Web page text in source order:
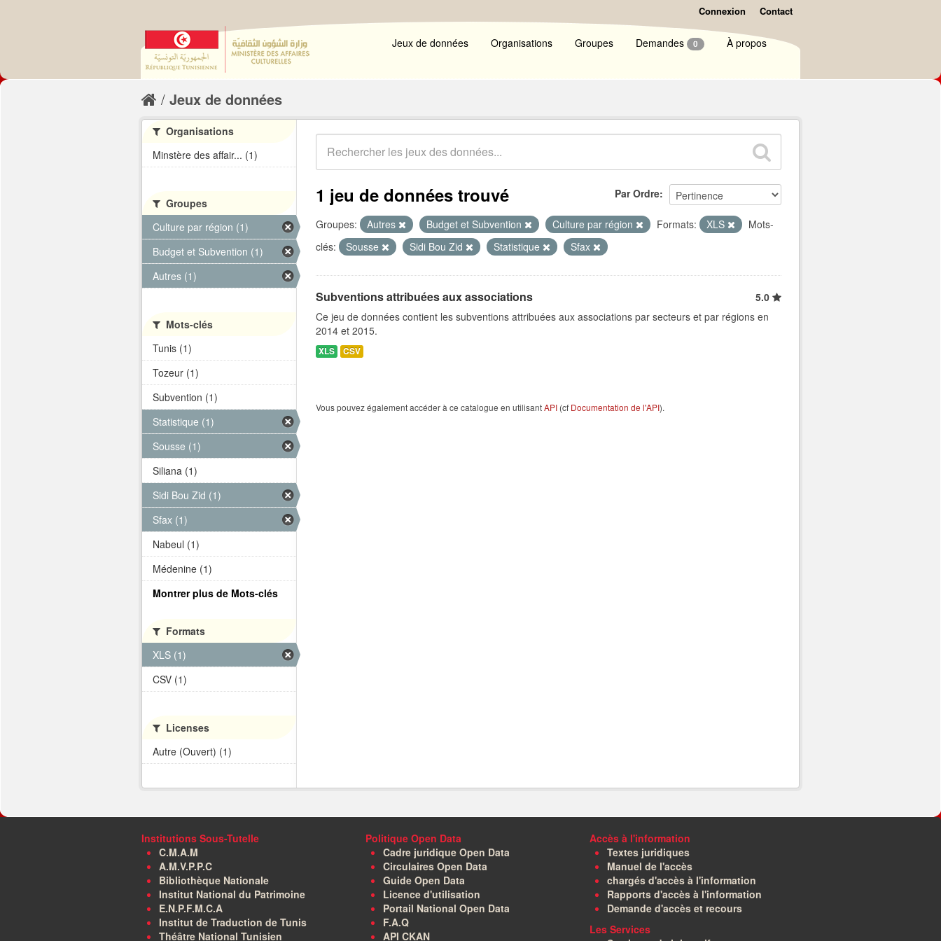
Connexion Contact
Jeux de données Organisations Groupes Demandes 0 À propos
Jeux de données
Par Ordre
1 jeu de données trouvé
Groupes: Autres Budget et Subvention Culture par région Formats: XLS
Mots-
clés:
Sousse Sidi Bou Zid Statistique Sfax
Subventions attribuées aux associations
5.0
Ce jeu de données contient les subventions attribuées aux associations par secteurs et par régions en
2014 et 2015.
XLS CSV
Vous pouvez également accéder à ce catalogue en utilisantAPI (cf Documentation de l'API).
Organisations
Minstère des affair... (1)
Groupes
Culture par région (1)
Budget et Subvention (1)
Autres (1)
Mots-clés
Tunis (1)
Tozeur (1)
Subvention (1)
Statistique (1)
Sousse (1)
Siliana (1)
Sidi Bou Zid (1)
Sfax (1)
Nabeul (1)
Médenine (1)
Montrer plus de Mots-clés
Formats
XLS (1)
CSV (1)
Licenses
Autre (Ouvert) (1)
Institutions Sous-Tutelle
C.M.A.M
A.M.V.P.P.C
Bibliothèque Nationale
Institut National du Patrimoine
E.N.P.F.M.C.A
Institut de Traduction de Tunis
Théâtre National Tunisien
Politique Open Data
Cadre juridique Open Data
Circulaires Open Data
Guide Open Data
Licence d'utilisation
Portail National Open Data
F.A.Q
API CKAN
Accès à l'information
Textes juridiques
Manuel de l'accès
chargés d'accès à l'information
Rapports d'accès à l'information
Demande d'accès et recours
Les Services